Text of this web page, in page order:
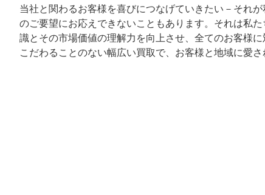
当社と関わるお客様を喜びにつなげていきたい－それ
のご要望にお応えできないこともあります。それは私
識とその市場価値の理解力を向上させ、全てのお客様
こだわることのない幅広い買取で、お客様と地域に愛